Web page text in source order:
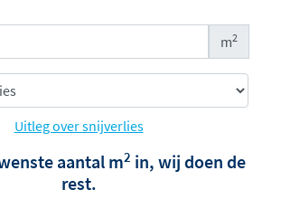
m2
Uitleg over snijverlies
aantal m2 in, wij doen de
rest.